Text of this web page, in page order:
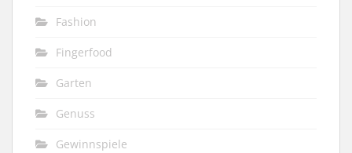
Fashion
Fingerfood
Garten
Genuss
Gewinnspiele